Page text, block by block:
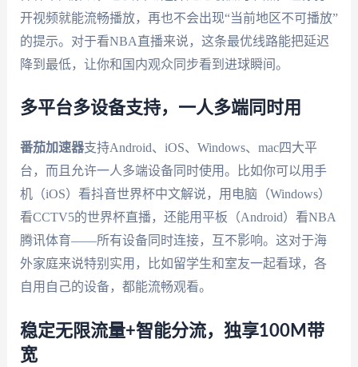
开视频就能流畅播放，再也不会出现“当前地区不可播放”
的提示。对于看NBA直播来说，这条最优线路能把延迟
降到最低，让你和国内观众同步看到进球瞬间。
多平台多设备支持，一人多端同时用
番茄加速器支持Android、iOS、Windows、mac四大平
台，而且允许一人多端设备同时使用。比如你可以用手
机（iOS）看抖音世界杯中文解说，用电脑（Windows）
看CCTV5的世界杯直播，还能用平板（Android）看NBA
腾讯体育——所有设备同时连接，互不影响。这对于海
外家庭来说特别实用，比如留学生和室友一起看球，各
自用自己的设备，都能流畅观看。
稳定无限流量+智能分流，独享100M带
宽